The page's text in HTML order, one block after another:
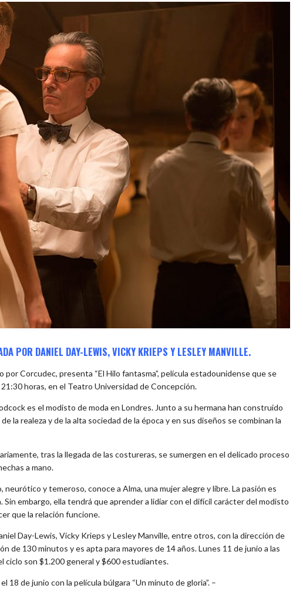
POR DANIEL DAY-LEWIS, VICKY KRIEPS Y LESLEY MANVILLE.
Corcudec, presenta “El Hilo fantasma”, película estadounidense que se
horas, en el Teatro Universidad de Concepción.
es el modisto de moda en Londres. Junto a su hermana han construido
la realeza y de la alta sociedad de la época y en sus diseños se combinan la
tras la llegada de las costureras, se sumergen en el delicado proceso
a mano.
neurótico y temeroso, conoce a Alma, una mujer alegre y libre. La pasión es
Sin embargo, ella tendrá que aprender a lidiar con el difícil carácter del modisto
que la relación funcione.
Day-Lewis, Vicky Krieps y Lesley Manville, entre otros, con la dirección de
de 130 minutos y es apta para mayores de 14 años. Lunes 11 de junio a las
ciclo son $1.200 general y $600 estudiantes.
18 de junio con la película búlgara “Un minuto de gloria”. –